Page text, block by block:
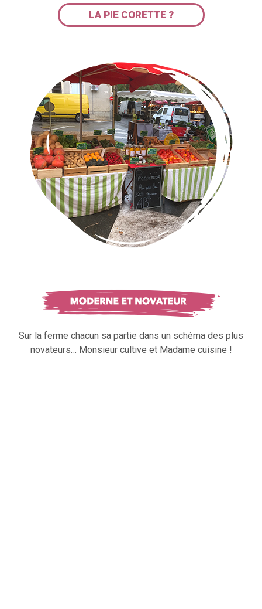
LA PIE CORETTE ?
Sur la ferme chacun sa partie dans un schéma des plus
novateurs… Monsieur cultive et Madame cuisine !